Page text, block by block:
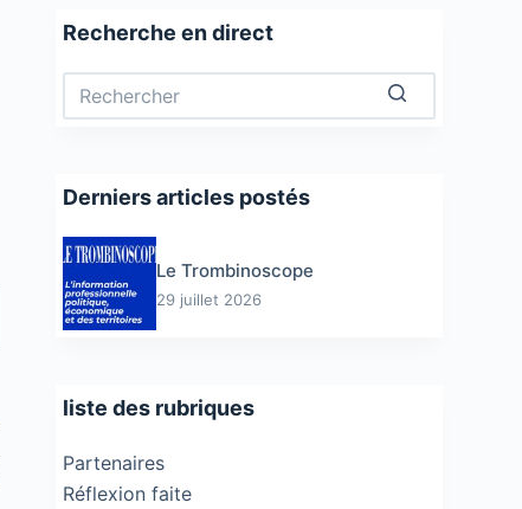
Recherche en direct
Derniers articles postés
Le Trombinoscope
29 juillet 2026
liste des rubriques
Partenaires
Réflexion faite